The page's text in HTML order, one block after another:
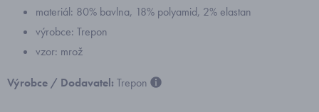
materiál: 80% bavlna, 18% polyamid, 2% elastan
výrobce: Trepon
vzor: mrož
Výrobce / Dodavatel: Trepon